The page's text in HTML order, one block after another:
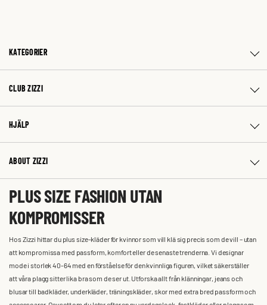
KATEGORIER
CLUB ZIZZI
HJÄLP
ABOUT ZIZZI
PLUS SIZE FASHION UTAN
KOMPROMISSER
Hos Zizzi hittar du plus size-kläder för kvinnor som vill klä sig precis som de vill – utan
att kompromissa med passform, komfort eller de senaste trenderna. Vi designar
mode i storlek 40-64 med en förståelse för den kvinnliga figuren, vilket säkerställer
att våra plagg sitter lika bra som de ser ut. Utforska allt från klänningar, jeans och
blusar till badkläder, underkläder, träningskläder, skor med extra bred passform och